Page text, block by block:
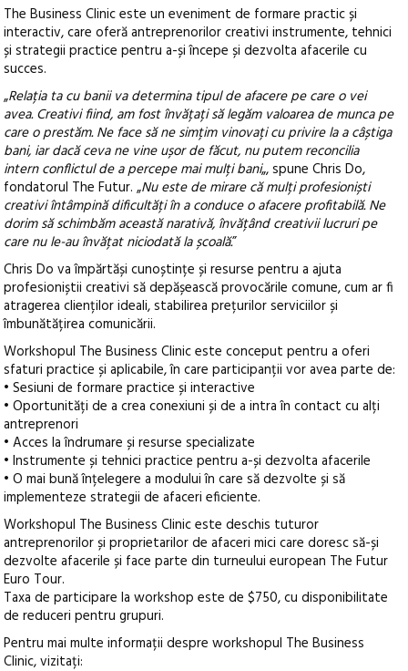
The Business Clinic este un eveniment de formare practic și
interactiv, care oferă antreprenorilor creativi instrumente, tehnici
și strategii practice pentru a-și începe și dezvolta afacerile cu
succes.
„Relația ta cu banii va determina tipul de afacere pe care o vei
avea. Creativi fiind, am fost învățați să legăm valoarea de munca pe
care o prestăm. Ne face să ne simțim vinovați cu privire la a câștiga
bani, iar dacă ceva ne vine ușor de făcut, nu putem reconcilia
intern conflictul de a percepe mai mulți bani„, spune Chris Do,
fondatorul The Futur. „Nu este de mirare că mulți profesioniști
creativi întâmpină dificultăți în a conduce o afacere profitabilă. Ne
dorim să schimbăm această narativă, învățând creativii lucruri pe
care nu le-au învățat niciodată la școală.”
Chris Do va împărtăși cunoștințe și resurse pentru a ajuta
profesioniștii creativi să depășească provocările comune, cum ar fi
atragerea clienților ideali, stabilirea prețurilor serviciilor și
îmbunătățirea comunicării.
Workshopul The Business Clinic este conceput pentru a oferi
sfaturi practice și aplicabile, în care participanții vor avea parte de:
• Sesiuni de formare practice și interactive
• Oportunități de a crea conexiuni și de a intra în contact cu alți
antreprenori
• Acces la îndrumare și resurse specializate
• Instrumente și tehnici practice pentru a-și dezvolta afacerile
• O mai bună înțelegere a modului în care să dezvolte și să
implementeze strategii de afaceri eficiente.
Workshopul The Business Clinic este deschis tuturor
antreprenorilor și proprietarilor de afaceri mici care doresc să-și
dezvolte afacerile și face parte din turneului european The Futur
Euro Tour.
Taxa de participare la workshop este de $750, cu disponibilitate
de reduceri pentru grupuri.
Pentru mai multe informații despre workshopul The Business
Clinic, vizitați: